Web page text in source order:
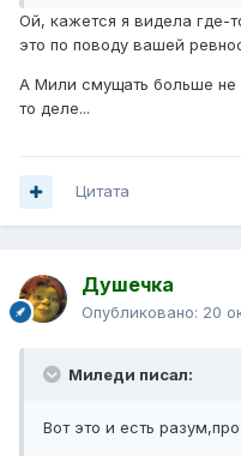
Ой, кажется я видела где-
это по поводу вашей
А Мили смущать больше не
то деле...
Цитата
Душечка
Опубликовано: 20
Миледи писал:
Вот это и есть